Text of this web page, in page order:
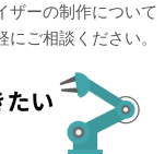
ザーの制作について
ご相談ください。